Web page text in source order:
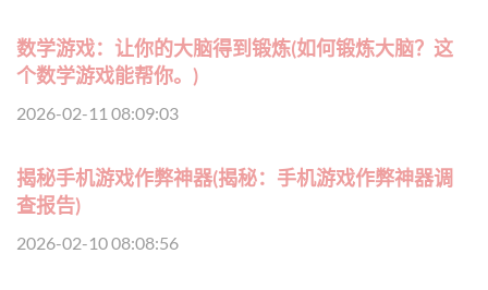
数学游戏：让你的大脑得到锻炼(如何锻炼大脑？这
个数学游戏能帮你。)
2026-02-11 08:09:03
揭秘手机游戏作弊神器(揭秘：手机游戏作弊神器调
查报告)
2026-02-10 08:08:56